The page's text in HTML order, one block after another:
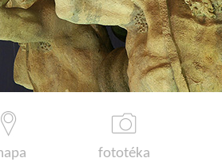
fototéka